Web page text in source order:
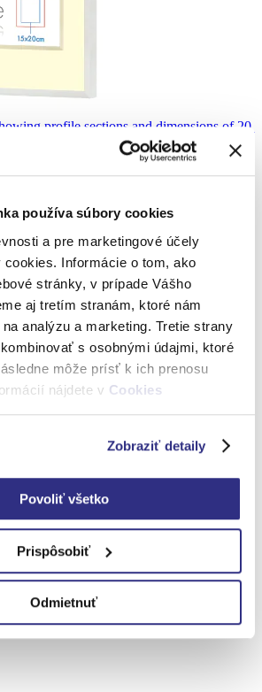
používa súbory cookies
a pre marketingové účely
Informácie o tom, ako
stránky, v prípade Vášho
aj tretím stranám, ktoré nám
analýzu a marketing. Tretie strany
s osobnými údajmi, ktoré
môže prísť k ich prenosu
nájdete v Cookies
Zobraziť detaily
Povoliť všetko
Prispôsobiť
Odmietnuť
klasické